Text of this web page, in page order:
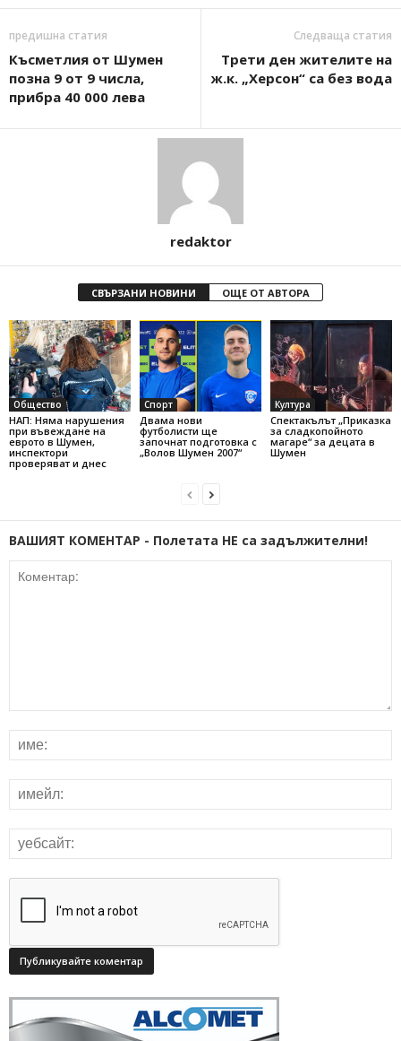
предишна статия
Късметлия от Шумен
позна 9 от 9 числа,
прибра 40 000 лева
Следваща статия
Трети ден жителите на
ж.к. „Херсон“ са без вода
redaktor
СВЪРЗАНИ НОВИНИ ОЩЕ ОТ АВТОРА
Общество
НАП: Няма нарушения
при въвеждане на
еврото в Шумен,
инспектори
проверяват и днес
Спорт
Двама нови
футболисти ще
започнат подготовка с
„Волов Шумен 2007“
Култура
Спектакълът „Приказка
за сладкопойното
магаре“ за децата в
Шумен
ВАШИЯТ КОМЕНТАР - Полетата НЕ са задължителни!